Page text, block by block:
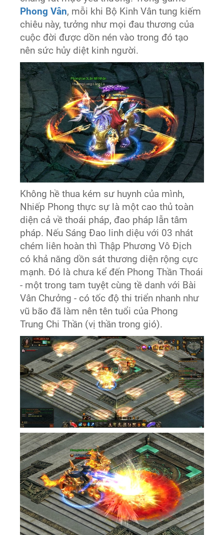
Phong Vân, mỗi khi Bộ Kinh Vân tung kiếm
chiêu này, tưởng như mọi đau thương của
cuộc đời được dồn nén vào trong đó tạo
nên sức hủy diệt kinh người.
Không hề thua kém sư huynh của mình,
Nhiếp Phong thực sự là một cao thủ toàn
diện cả về thoái pháp, đao pháp lẫn tâm
pháp. Nếu Sáng Đao linh diệu với 03 nhát
chém liên hoàn thì Thập Phương Vô Địch
có khả năng dồn sát thương diện rộng cực
mạnh. Đó là chưa kể đến Phong Thần Thoái
- một trong tam tuyệt cùng tề danh với Bài
Vân Chưởng - có tốc độ thi triển nhanh như
vũ bão đã làm nên tên tuổi của Phong
Trung Chi Thần (vị thần trong gió).